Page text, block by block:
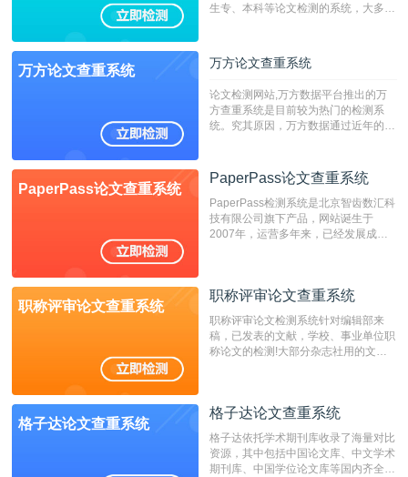
生专、本科等论文检测的系统，大多数
万方论文查重系统 万方论文查重系统
论文检测网站,万方数据平台推出的万
方查重系统是目前较为热门的检测系
统。究其原因，万方数据通过近年的发
检测系统，其真实性和权威性无可厚
非。其次，相对于知网而言，万方检测
费用少，上手容易，是学生初次论文查
重的推荐系统。
PaperPass论文查重系统
PaperPass论文查重系统
PaperPass检测系统是北京智齿数汇科
技有限公司旗下产品，网站诞生于
2007年，运营多年来，已经发展成为
检测速度快、精度高，市场反映良好。
职称评审论文查重系统
职称评审论文查重系统
职称评审论文检测系统针对编辑部来
稿，已发表的文献，学校、事业单位职
称论文的检测!大部分杂志社用的文献
编辑部检测来稿和已发表的文献,检测
测时注意填写第一作者,才能排除已发
表文献复制比。（限制字符数1万）
格子达论文查重系统
格子达论文查重系统
格子达依托学术期刊库收录了海量对比
资源，其中包括中国论文库、中文学术
期刊库、中国学位论文库等国内齐全的